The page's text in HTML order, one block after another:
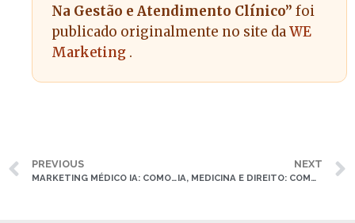
Na Gestão e Atendimento Clínico” foi
publicado originalmente no site daWE
Marketing .
PREVIOUS
MARKETING MÉDICO IA: COMO UTILIZAR A INTELIGÊNCIA ARTIFICIAL PARA ATRAIR MAIS PACIENTES
NEXT
IA, MEDICINA E DIREITO: COMO A INTELIGÊNCIA ARTIFICIAL ESTÁ TRANSFORMANDO A PRÁTICA MÉDICA